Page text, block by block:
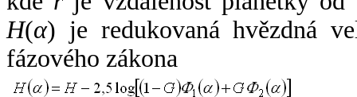
H(α) je redukovaná hvězdná
fázového zákona